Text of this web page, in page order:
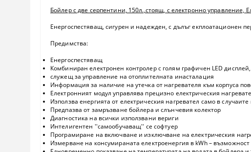
Бойлер с две серпентини, 150л.,стоящ, с електронно управление,
Енергоспестяващ, сигурен и надежден, с дълъг екплоатационен
Предимства:
Енергоспестяващ
Комбиниран електронен контролер с голям графичен LED
служещ за управление на отоплителната инасталация
Информация за наличие на утечка от нагревателя към корпуса
Електронният модул управлява прецизно електрическия
Използва енергията от електрическия нагревател само в
Предпазва от замръзване бойлера и слънчевия колектор
Диагностика на всички използвани вериги
Интелигентен ''самообучаващ'' се софтуер
Програмиране на включване и изключване на електрическия
Измерване на консумираната електроенергия в kWh – възможност